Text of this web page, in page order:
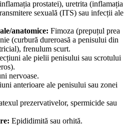
prostatei), uretrita (inflamația
sexuală (ITS) sau infecții ale
anatomice: Fimoza (prepuțul prea
(curbură dureroasă a penisului din
frenulum scurt.
ale pielii penisului sau scrotului
nervoase.
anterioare ale penisului sau zonei
prezervativelor, spermicide sau
Epididimită sau orhită.